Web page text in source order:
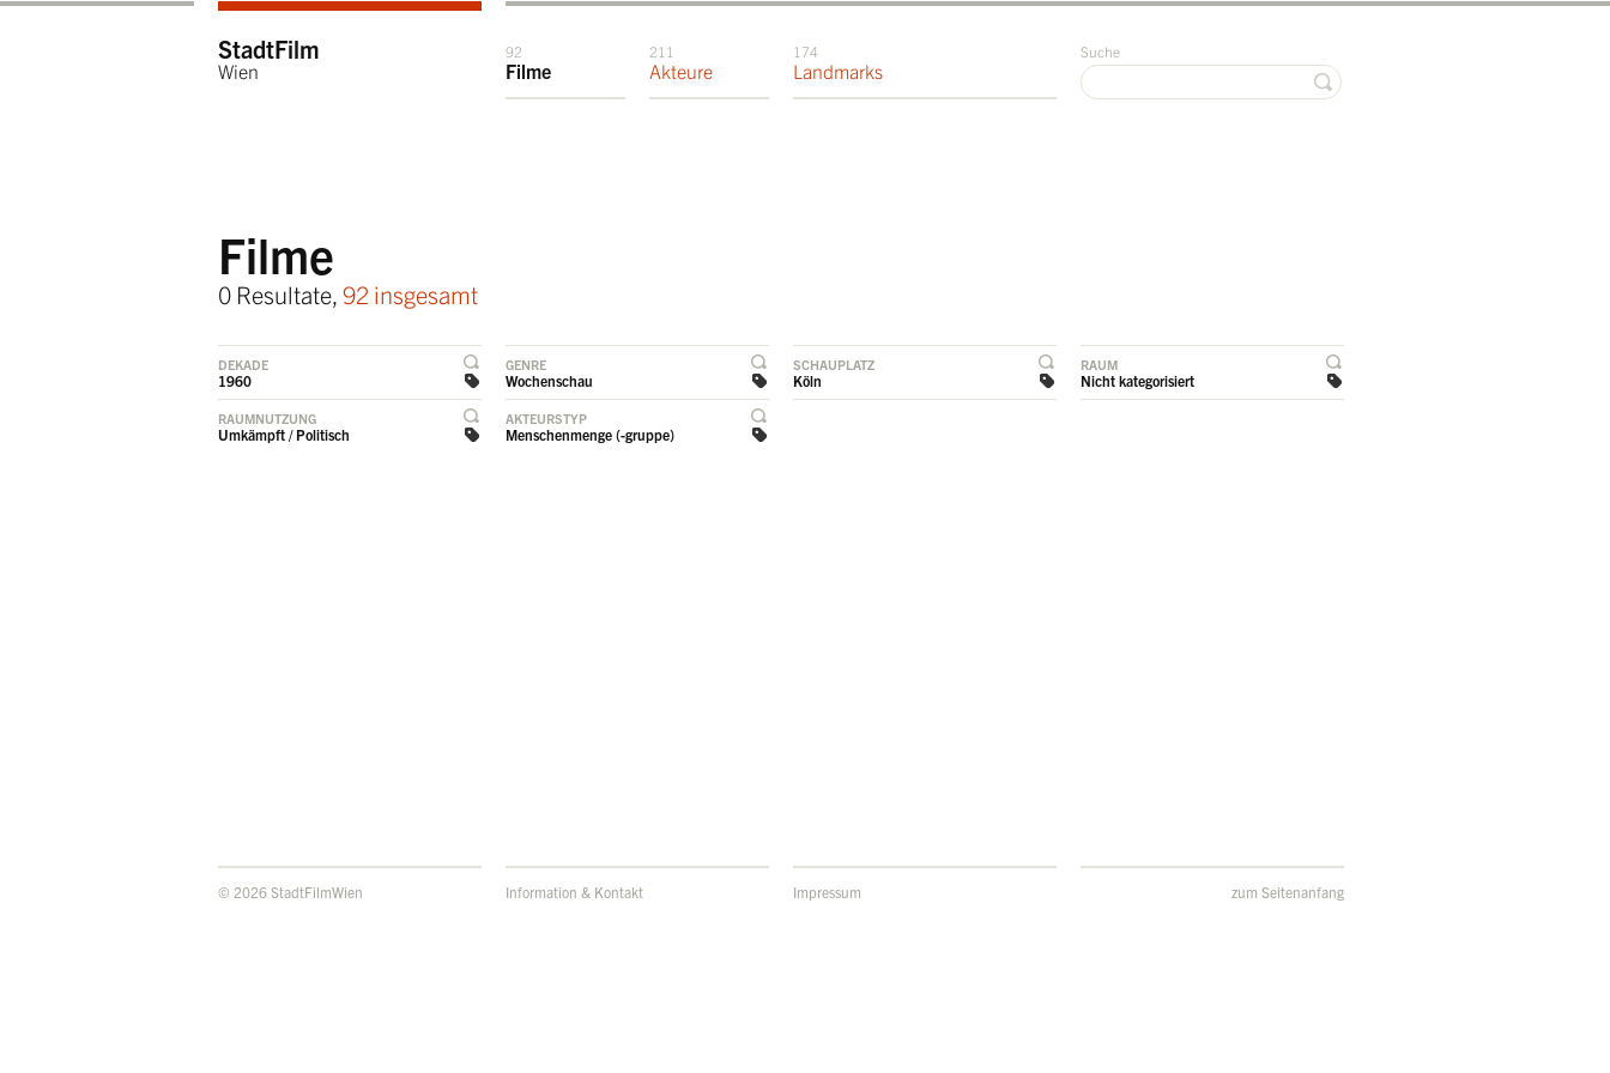
StadtFilm
Wien
92
Filme
211
Akteure
174
Landmarks
Suche
Filme
0 Resultate, 92 insgesamt
DEKADE
1960
GENRE
Wochenschau
SCHAUPLATZ
Köln
RAUM
Nicht kategorisiert
RAUMNUTZUNG
Umkämpft / Politisch
AKTEURSTYP
Menschenmenge (-gruppe)
© 2026 StadtFilmWien Information & Kontakt Impressum zum Seitenanfang